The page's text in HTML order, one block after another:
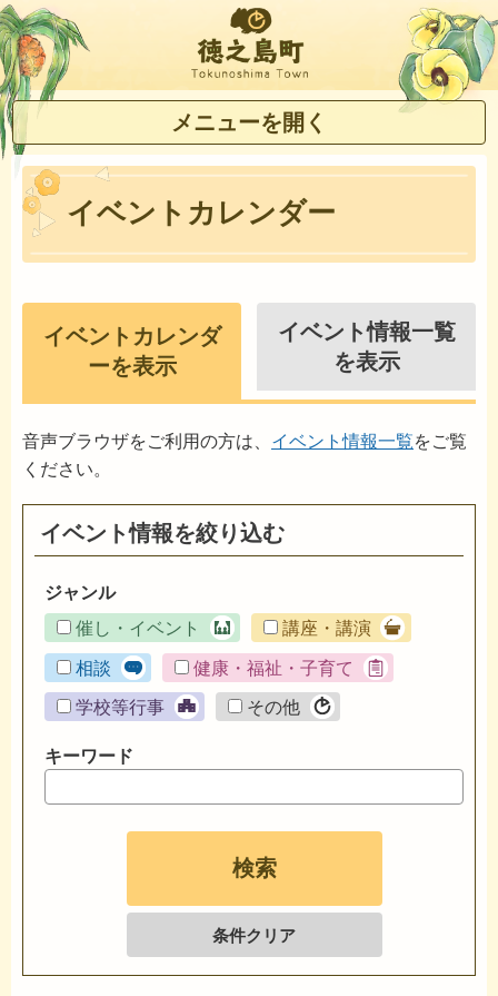
徳之島町
メニューを開く
イベントカレンダー
イベントカレンダ
ーを表示
イベント情報一覧
を表示
音声ブラウザをご利用の方は、 イベント情報一覧をご覧
ください。
イベント情報を絞り込む
ジャンル
催し・イベント
講座・講演
相談 健康・福祉・子育て
学校等行事 その他
キーワード
条件クリア